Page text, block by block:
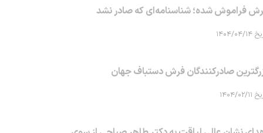
فراموش شده؛ شناسنامه‌ای که صادر نشد
۰۴/۱۴
صادرکنندگان فرش دستباف جهان
۰۲/۱۱